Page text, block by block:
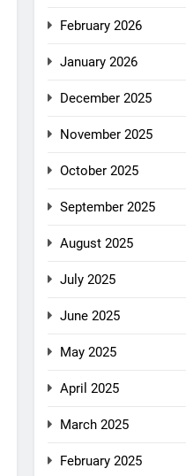
February 2026
January 2026
December 2025
November 2025
October 2025
September 2025
August 2025
July 2025
June 2025
May 2025
April 2025
March 2025
February 2025